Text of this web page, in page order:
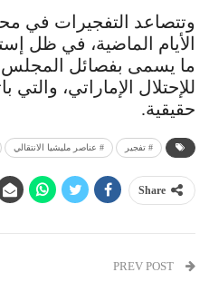
وتتصاعد التفجيرات في
الأيام الماضية، في ظل
ما يسمى بفصائل المجلس
للإحتلال الإماراتي،
حقيقية.
# تفجير # عناصر مليشيا الانتقالي
Share